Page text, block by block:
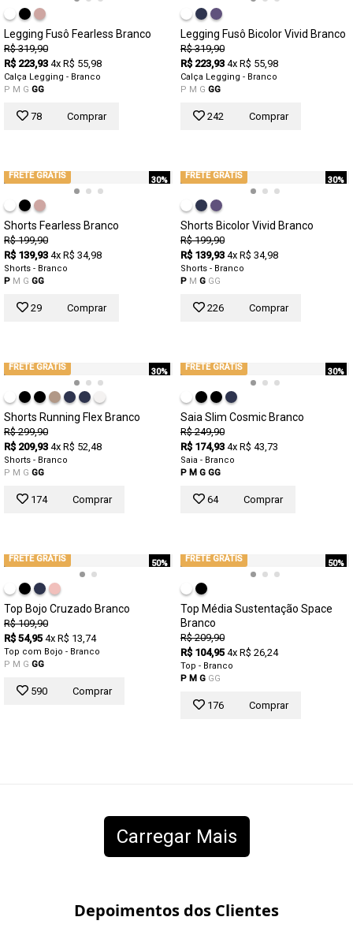
Legging Fusô Fearless Branco
R$ 319,90
R$ 223,93 4x R$ 55,98
Calça Legging - Branco
P M G GG
78 Comprar
Legging Fusô Bicolor Vivid Branco
R$ 319,90
R$ 223,93 4x R$ 55,98
Calça Legging - Branco
P M G GG
242 Comprar
30%
FRETE GRÁTIS
Shorts Fearless Branco
R$ 199,90
R$ 139,93 4x R$ 34,98
Shorts - Branco
P M G GG
29 Comprar
30%
FRETE GRÁTIS
Shorts Bicolor Vivid Branco
R$ 199,90
R$ 139,93 4x R$ 34,98
Shorts - Branco
P M G GG
226 Comprar
30%
FRETE GRÁTIS
Shorts Running Flex Branco
R$ 299,90
R$ 209,93 4x R$ 52,48
Shorts - Branco
P M G GG
174 Comprar
30%
FRETE GRÁTIS
Saia Slim Cosmic Branco
R$ 249,90
R$ 174,93 4x R$ 43,73
Saia - Branco
P M G GG
64 Comprar
50%
FRETE GRÁTIS
Top Bojo Cruzado Branco
R$ 109,90
R$ 54,95 4x R$ 13,74
Top com Bojo - Branco
P M G GG
590 Comprar
50%
FRETE GRÁTIS
Top Média Sustentação Space
Branco
R$ 209,90
R$ 104,95 4x R$ 26,24
Top - Branco
P M G GG
176 Comprar
Carregar Mais
Depoimentos dos Clientes